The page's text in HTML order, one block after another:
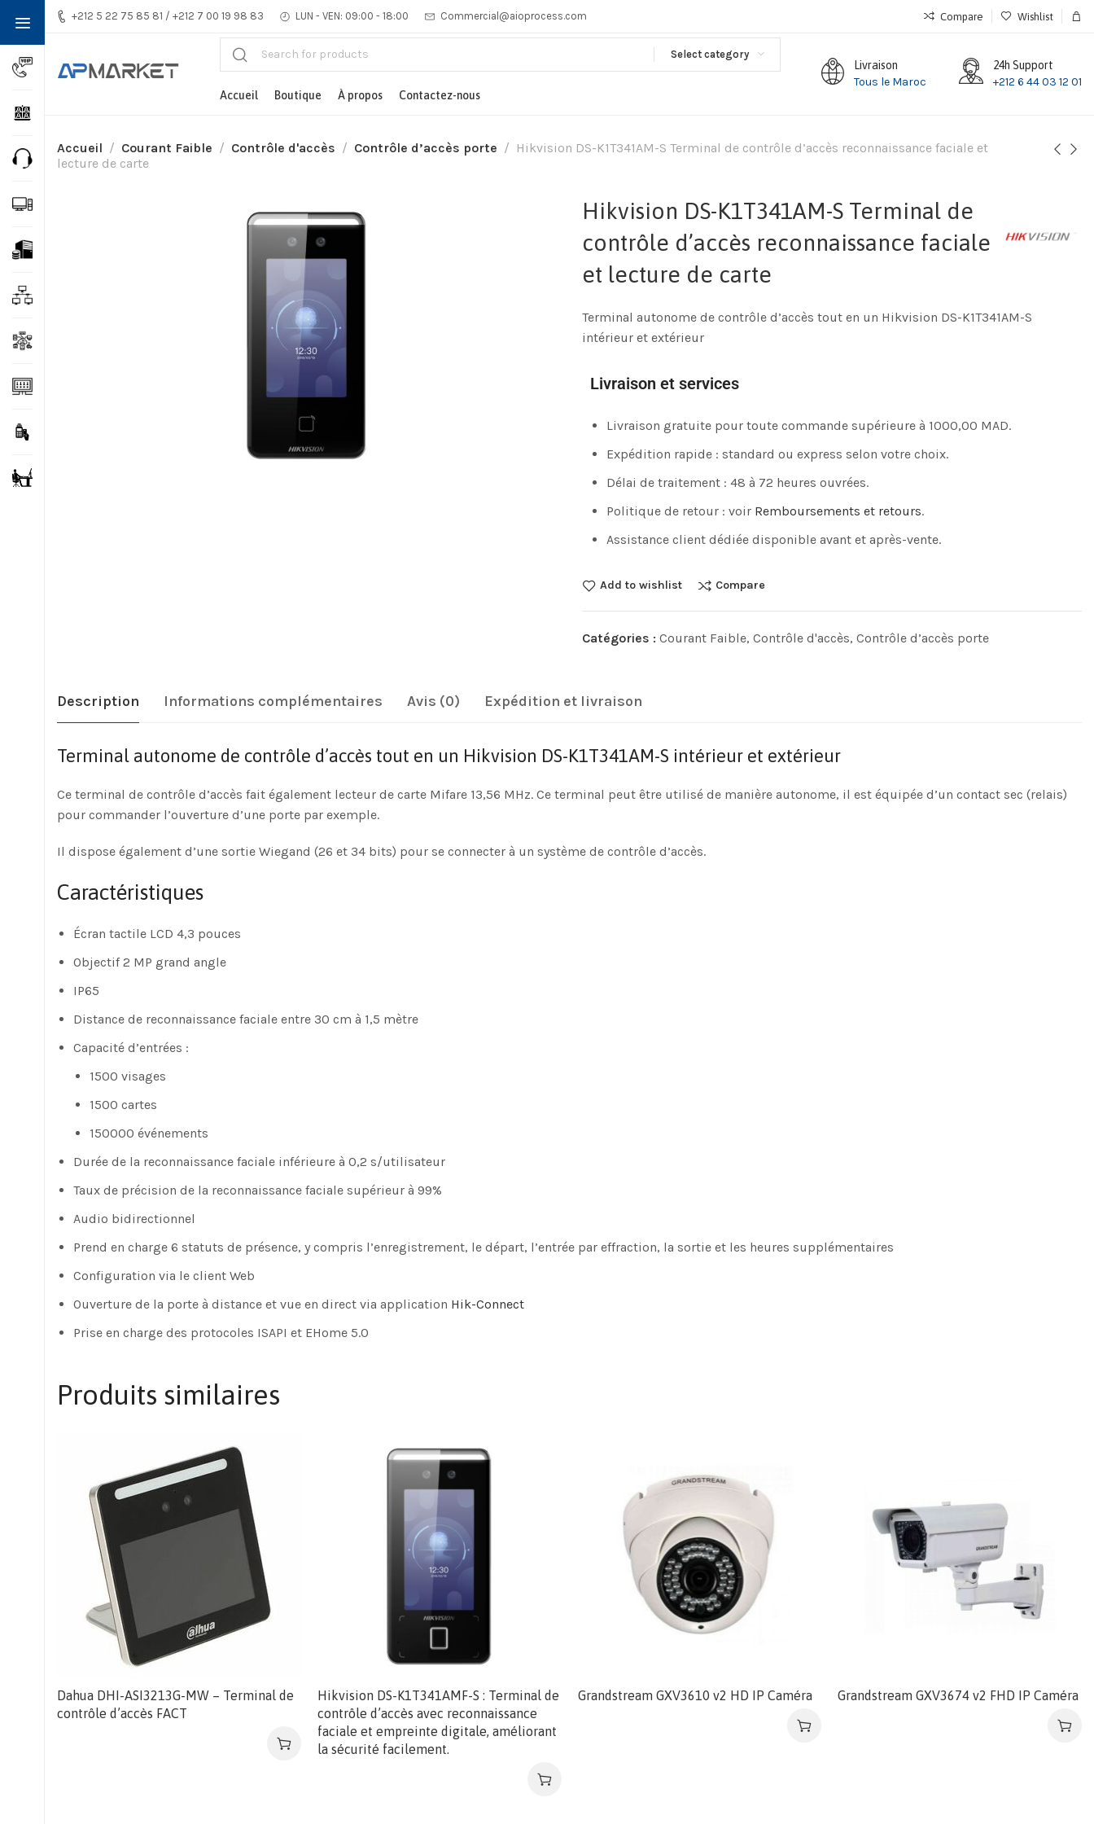
+212 5 22 75 85 81 / +212 7 00 19 98 83 LUN - VEN: 09:00 - 18:00 Commercial@aioprocess.com Compare Wishlist
Select category
Accueil Boutique À propos Contactez-nous
Livraison
Tous le Maroc
24h Support
+212 6 44 03 12 01
Accueil Courant Faible Contrôle d'accès​ Contrôle d’accès porte
Hikvision DS-K1T341AM-S Terminal de contrôle d’accès reconnaissance faciale et
lecture de carte
Hikvision DS-K1T341AM-S Terminal de
contrôle d’accès reconnaissance faciale
et lecture de carte
Terminal autonome de contrôle d’accès tout en un Hikvision DS-K1T341AM-S
intérieur et extérieur
Livraison et services
Livraison gratuite pour toute commande supérieure à 1000,00 MAD.
Expédition rapide : standard ou express selon votre choix.
Délai de traitement : 48 à 72 heures ouvrées.
Politique de retour : voir Remboursements et retours.
Assistance client dédiée disponible avant et après-vente.
Add to wishlist Compare
Catégories : Courant Faible, Contrôle d'accès​, Contrôle d’accès porte
Description Informations complémentaires Avis (0) Expédition et livraison
Terminal autonome de contrôle d’accès tout en un Hikvision DS-K1T341AM-S intérieur et extérieur
Ce terminal de contrôle d’accès fait également lecteur de carte Mifare 13,56 MHz. Ce terminal peut être utilisé de manière autonome, il est équipée d’un contact sec (relais)
pour commander l’ouverture d’une porte par exemple.
Il dispose également d’une sortie Wiegand (26 et 34 bits) pour se connecter à un système de contrôle d’accès.
Caractéristiques
Écran tactile LCD 4,3 pouces
Objectif 2 MP grand angle
IP65
Distance de reconnaissance faciale entre 30 cm à 1,5 mètre
Capacité d’entrées :
1500 visages
1500 cartes
150000 événements
Durée de la reconnaissance faciale inférieure à 0,2 s/utilisateur
Taux de précision de la reconnaissance faciale supérieur à 99%
Audio bidirectionnel
Prend en charge 6 statuts de présence, y compris l’enregistrement, le départ, l’entrée par effraction, la sortie et les heures supplémentaires
Configuration via le client Web
Ouverture de la porte à distance et vue en direct via application Hik-Connect
Prise en charge des protocoles ISAPI et EHome 5.0
Produits similaires
Dahua DHI-ASI3213G-MW – Terminal de
contrôle d’accès FACT
Hikvision DS-K1T341AMF-S : Terminal de
contrôle d’accès avec reconnaissance
faciale et empreinte digitale, améliorant
la sécurité facilement.
Grandstream GXV3610 v2 HD IP Caméra Grandstream GXV3674 v2 FHD IP Caméra